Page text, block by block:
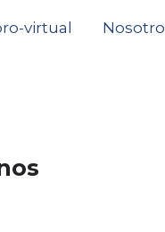
virtual